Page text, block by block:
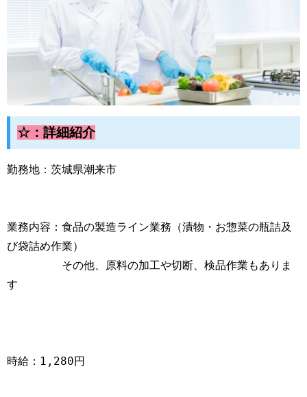
☆：詳細紹介
勤務地：茨城県潮来市
業務内容：食品の製造ライン業務（漬物・お惣菜の瓶詰及
び袋詰め作業）
その他、原料の加工や切断、検品作業もありま
す
時給：1,280円